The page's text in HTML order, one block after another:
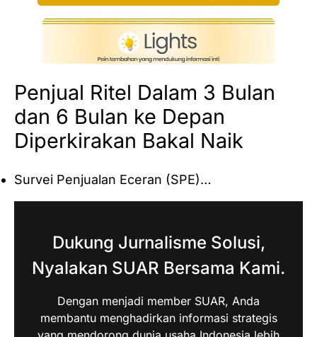
Penjual Ritel Dalam 3 Bulan
dan 6 Bulan ke Depan
Diperkirakan Bakal Naik
Survei Penjualan Eceran (SPE)…
Dukung Jurnalisme Solusi,
Nyalakan SUAR Bersama Kami.
Dengan menjadi member SUAR, Anda
membantu menghadirkan informasi strategis